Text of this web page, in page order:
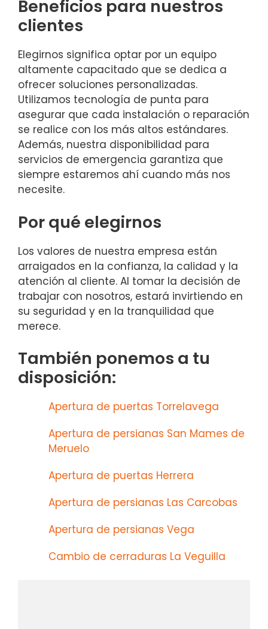
Beneficios para nuestros
clientes
Elegirnos significa optar por un equipo
altamente capacitado que se dedica a
ofrecer soluciones personalizadas.
Utilizamos tecnología de punta para
asegurar que cada instalación o reparación
se realice con los más altos estándares.
Además, nuestra disponibilidad para
servicios de emergencia garantiza que
siempre estaremos ahí cuando más nos
necesite.
Por qué elegirnos
Los valores de nuestra empresa están
arraigados en la confianza, la calidad y la
atención al cliente. Al tomar la decisión de
trabajar con nosotros, estará invirtiendo en
su seguridad y en la tranquilidad que
merece.
También ponemos a tu
disposición:
Apertura de puertas Torrelavega
Apertura de persianas San Mames de
Meruelo
Apertura de puertas Herrera
Apertura de persianas Las Carcobas
Apertura de persianas Vega
Cambio de cerraduras La Veguilla